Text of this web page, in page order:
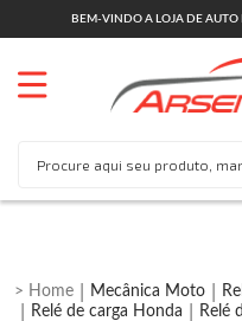
BEM-VINDO A LOJA DE AUTO
Mecânica Moto
Relé de carga Honda
Relé